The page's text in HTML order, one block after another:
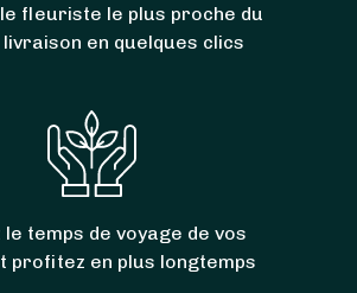
fleuriste le plus proche du
livraison en quelques clics
le temps de voyage de vos
profitez en plus longtemps